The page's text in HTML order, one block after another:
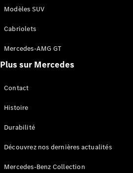
Offre
L’équipe
direct avec
Fleet
Sales
d'occasion
Modèles SUV
Cabriolets
Mercedes-AMG GT
Plus sur Mercedes
Contact
Histoire
Durabilité
Découvrez nos dernières actualités
Mercedes-Benz Collection